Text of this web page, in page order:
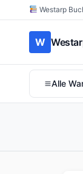
Westarp
W
Alle